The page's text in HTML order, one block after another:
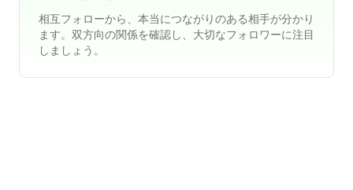
相互フォローから、本当につながりのある相手が分かり
ます。双方向の関係を確認し、大切なフォロワーに注目
しましょう。